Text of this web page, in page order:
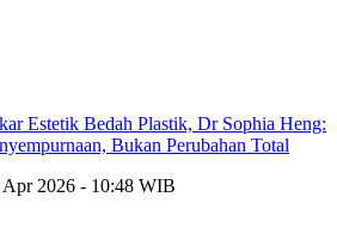
Estetik Bedah Plastik, Dr Sophia Heng:
Bukan Perubahan Total
Apr 2026 - 10:48 WIB